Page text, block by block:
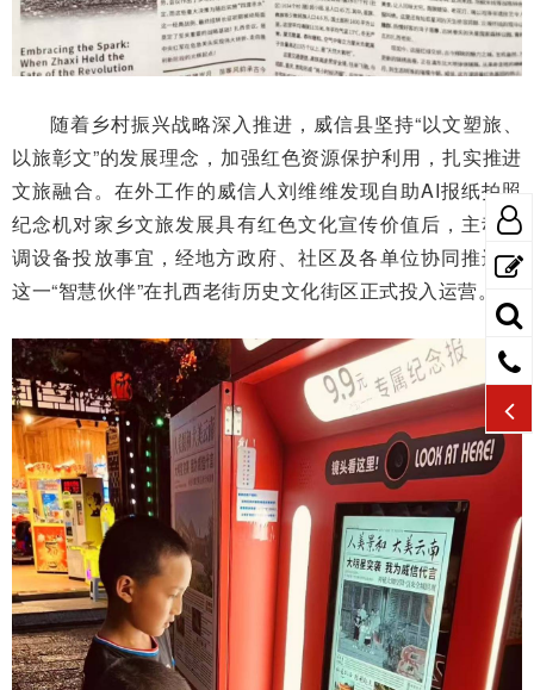
随着乡村振兴战略深入推进，威信县坚持“以文塑旅、
以旅彰文”的发展理念，加强红色资源保护利用，扎实推进
文旅融合。在外工作的威信人刘维维发现自助AI报纸拍照
纪念机对家乡文旅发展具有红色文化宣传价值后，主动协
调设备投放事宜，经地方政府、社区及各单位协同推进，
这一“智慧伙伴”在扎西老街历史文化街区正式投入运营。